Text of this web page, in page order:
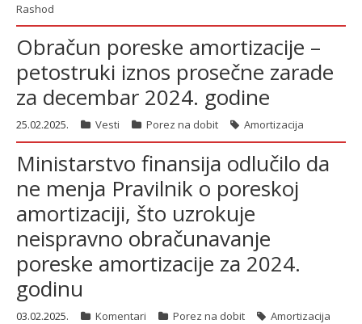
Rashod
Obračun poreske amortizacije –
petostruki iznos prosečne zarade
za decembar 2024. godine
25.02.2025. Vesti Porez na dobit Amortizacija
Ministarstvo finansija odlučilo da
ne menja Pravilnik o poreskoj
amortizaciji, što uzrokuje
neispravno obračunavanje
poreske amortizacije za 2024.
godinu
03.02.2025. Komentari Porez na dobit Amortizacija